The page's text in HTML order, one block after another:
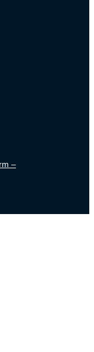
–